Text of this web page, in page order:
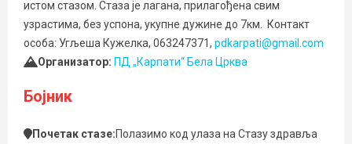
истом стазом. Стаза је лагана, прилагођена свим
узрастима, без успона, укупне дужине до 7км. Контакт
особа: Угљеша Кужелка, 063247371, pdkarpati@gmail.com
Организатор: ПД „Карпати“ Бела Црква
Бојник
Почетак стазе:Полазимо код улаза на Стазу здравља